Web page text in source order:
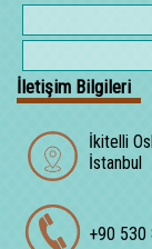
İletişim Bilgileri
İkitelli
İstanbul
+90 530